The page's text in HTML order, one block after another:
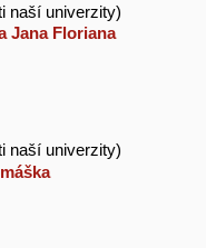
naší univerzity)
Jana Floriana
naší univerzity)